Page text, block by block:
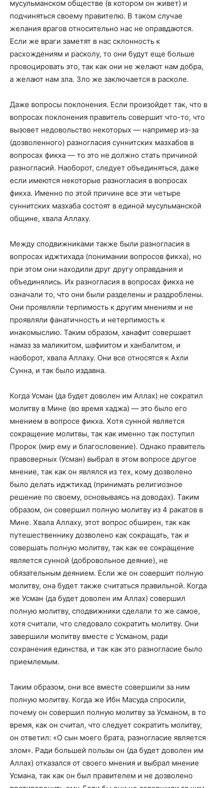
мусульманском обществе (в котором он живет) и
подчиняться своему правителю. В таком случае
желания врагов относительно нас не оправдаются.
Если же враги заметят в нас склонность к
расхождениям и расколу, то они будут еще больше
провоцировать это, так как они не желают нам добра,
а желают нам зла. Зло же заключается в расколе.
Даже вопросы поклонения. Если произойдет так, что в
вопросах поклонения правитель совершит что-то, что
вызовет недовольство некоторых — например из-за
(дозволенного) разногласия суннитских мазхабов в
вопросах фикха — то это не должно стать причиной
разногласий. Наоборот, следует объединяться, даже
если имеются некоторые разногласия в вопросах
фикха. Именно по этой причине все эти четыре
суннитских мазхаба состоят в единой мусульманской
общине, хвала Аллаху.
Между сподвижниками также были разногласия в
вопросах иджтихада (понимании вопросов фикха), но
при этом они находили друг другу оправдания и
объединялись. Их разногласия в вопросах фикха не
означали то, что они были разделены и раздроблены.
Они проявляли терпимость к другим мнениям и не
проявляли фанатичность и нетерпимость к
инакомыслию. Таким образом, ханафит совершает
намаз за маликитом, шафиитом и ханбалитом, и
наоборот, хвала Аллаху. Они все относятся к Ахли
Сунна, и так было издавна.
Когда Усман (да будет доволен им Аллах) не сократил
молитву в Мине (во время хаджа) — это было его
мнением в вопросе фикха. Хотя сунной является
сокращение молитвы, так как именно так поступил
Пророк (мир ему и благословение). Однако правитель
правоверных (Усман) выбрал в этом вопросе другое
мнение, так как он являлся из тех, кому дозволено
было делать иджтихад (принимать религиозное
решение по своему, основываясь на доводах). Таким
образом, он совершил полную молитву из 4 ракатов в
Мине. Хвала Аллаху, этот вопрос обширен, так как
путешественнику дозволено как сокращать, так и
совершать полную молитву, так как ее сокращение
является сунной (добровольное деяние), не
обязательным деянием. Если же он совершит полную
молитву, она будет также считаться правильной. Когда
же Усман (да будет доволен им Аллах) совершил
полную молитву, сподвижники сделали то же самое,
хотя считали, что следовало сократить молитву. Они
завершили молитву вместе с Усманом, ради
сохранения единства, и так как это разногласие было
приемлемым.
Таким образом, они все вместе совершили за ним
полную молитву. Когда же Ибн Масуда спросили,
почему он совершил полную молитву за Усманом, в то
время, как он считал, что следует сократить молитву,
он ответил: «О сын моего брата, разногласие является
злом». Ради большей пользы он (да будет доволен им
Аллах) отказался от своего мнения и выбрал мнение
Усмана, так как он был правителем и не дозволено